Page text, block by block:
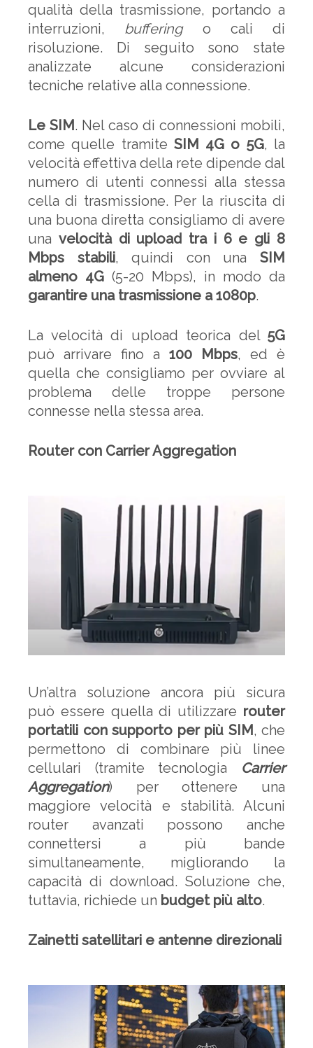
qualità della trasmissione, portando a
interruzioni, bufferingo cali di
risoluzione. Di seguito sono state
analizzate alcune considerazioni
tecniche relative alla connessione.
Le SIM. Nel caso di connessioni mobili,
come quelle tramite SIM 4G o 5G, la
velocità effettiva della rete dipende dal
numero di utenti connessi alla stessa
cella di trasmissione. Per la riuscita di
una buona diretta consigliamo di avere
una velocità di upload tra i 6 e gli 8
Mbps stabili, quindi con unaSIM
almeno 4G (5-20 Mbps), in modo da
garantire una trasmissione a 1080p.
La velocità di upload teorica del 5G
può arrivare fino a 100 Mbps, ed è
quella che consigliamo per ovviare al
problema delle troppe persone
connesse nella stessa area.
Router con Carrier Aggregation
Un’altra soluzione ancora più sicura
può essere quella di utilizzare router
portatili con supporto per più SIM, che
permettono di combinare più linee
cellulari (tramite tecnologia Carrier
Aggregation) per ottenere una
maggiore velocità e stabilità. Alcuni
router avanzati possono anche
connettersi a più bande
simultaneamente, migliorando la
capacità di download. Soluzione che,
tuttavia, richiede un budget più alto.
Zainetti satellitari e antenne direzionali